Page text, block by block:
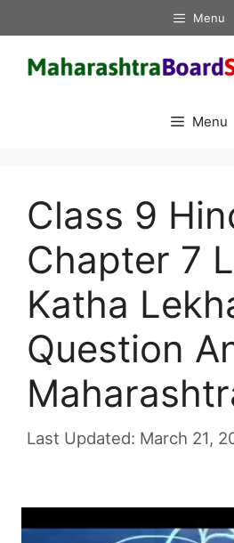
to
content
Menu
Menu
Class 9
Chapter 7
Katha
Question
March 21,